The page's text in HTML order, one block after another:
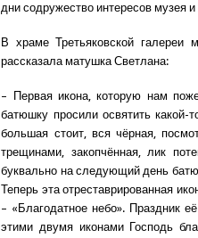
дни содружество интересов музея
В храме Третьяковской
рассказала матушка Светлана:
– Первая икона, которую нам
батюшку просили освятить
большая стоит, вся чёрная,
трещинами, закопчённая, лик
буквально на следующий день
Теперь эта отреставрированная
– «Благодатное небо». Праздник
этими двумя иконами Господь